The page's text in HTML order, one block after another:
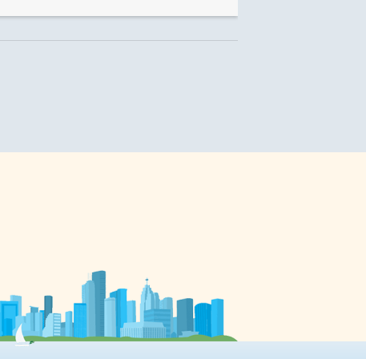
d’une manière toute spéciale la